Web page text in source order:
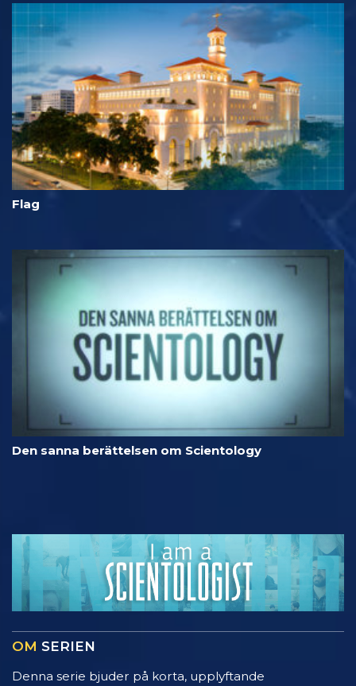
Flag
Den sanna berättelsen om Scientology
OM SERIEN
Denna serie bjuder på korta, upplyftande